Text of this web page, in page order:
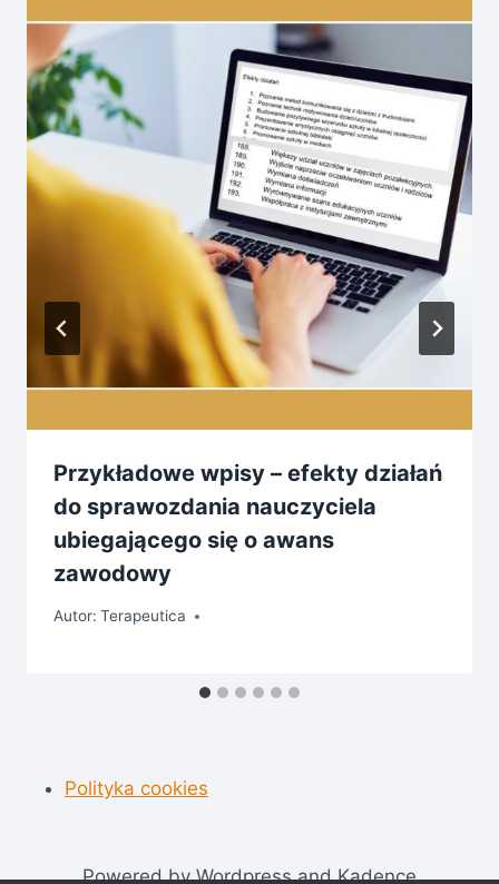
Przykładowe wpisy – efekty działań
do sprawozdania nauczyciela
ubiegającego się o awans
zawodowy
Autor: Terapeutica
Polityka cookies
Powered by Wordpress and Kadence